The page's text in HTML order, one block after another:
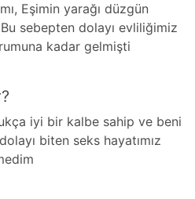
Eşimin yarağı düzgün
sebepten dolayı evliliğimiz
kadar gelmişti
iyi bir kalbe sahip ve beni
biten seks hayatımız